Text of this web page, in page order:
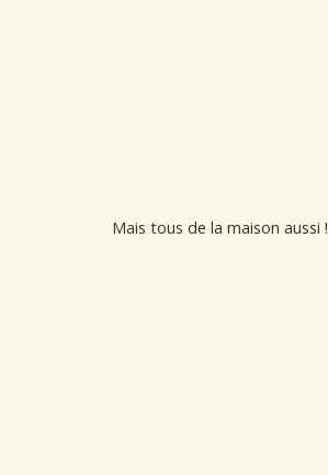
Mais tous de la maison aussi !